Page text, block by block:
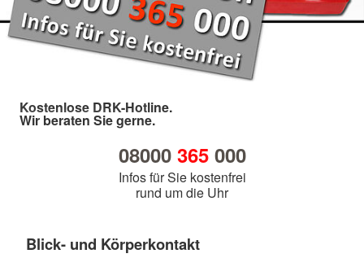
Kostenlose DRK-Hotline.
Wir beraten Sie gerne.
08000 365000
Infos für Sie kostenfrei
rund um die Uhr
Blick- und Körperkontakt